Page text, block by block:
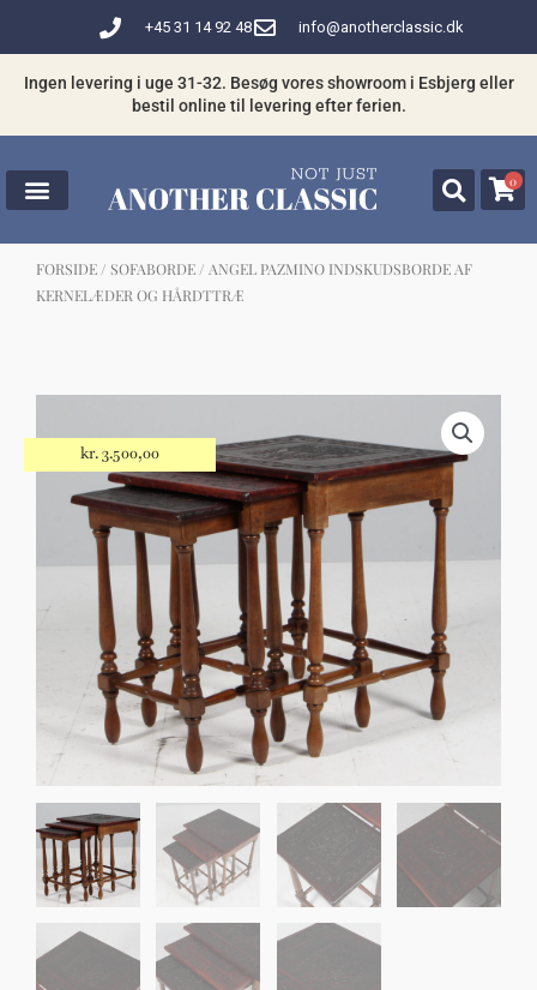
indholdet
+45 31 14 92 48 info@anotherclassic.dk
Ingen levering i uge 31-32. Besøg vores showroom i Esbjerg eller
bestil online til levering efter ferien.
0
FORSIDE / SOFABORDE / ANGEL PAZMINO INDSKUDSBORDE AF
KERNELÆDER OG HÅRDTTRÆ
have din interesse?
Sko til Arne Jacobsen stole
Stole
DKK 100,00
kr.3.500,00